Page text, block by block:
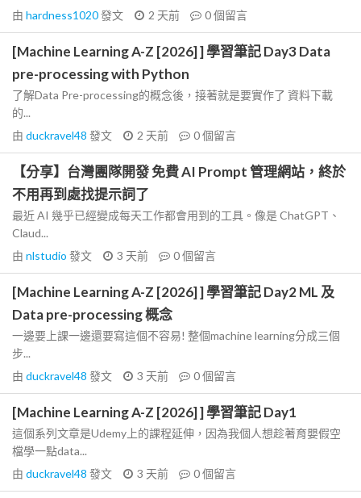
由 hardness1020發文 2 天前 0個留言
[Machine Learning A-Z [2026] ] 學習筆記 Day3 Data
pre-processing with Python
了解Data Pre-processing的概念後，接著就是要實作了 資料下載
的...
由 duckravel48 發文 2 天前 0個留言
【分享】台灣團隊開發 免費 AI Prompt 管理網站，終於
不用再到處找提示詞了
最近 AI 幾乎已經變成每天工作都會用到的工具。像是 ChatGPT、
Claud...
由 nlstudio 發文 3 天前 0個留言
[Machine Learning A-Z [2026] ] 學習筆記 Day2 ML 及
Data pre-processing 概念
一邊要上課一邊還要寫這個不容易! 整個machine learning分成三個
步...
由 duckravel48 發文 3 天前 0個留言
[Machine Learning A-Z [2026] ] 學習筆記 Day1
這個系列文章是Udemy上的課程延伸，因為我個人想趁著育嬰假空
檔學一點data...
由 duckravel48 發文 3 天前 0個留言